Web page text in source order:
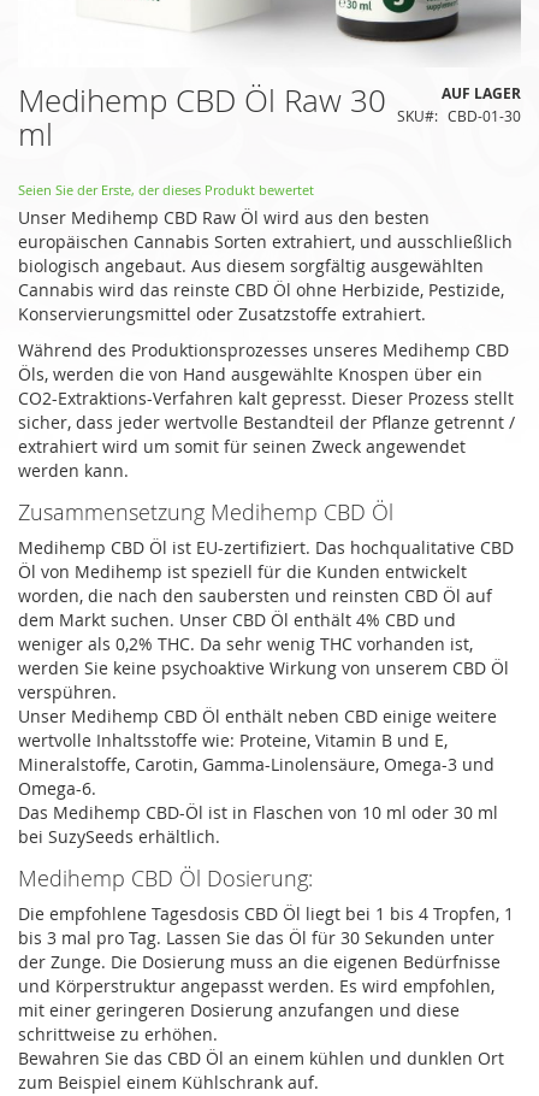
Medihemp CBD Öl Raw 30
ml
AUF LAGER
SKU CBD-01-30
Seien Sie der Erste, der dieses Produkt bewertet
Unser Medihemp CBD Raw Öl wird aus den besten
europäischen Cannabis Sorten extrahiert, und ausschließlich
biologisch angebaut. Aus diesem sorgfältig ausgewählten
Cannabis wird das reinste CBD Öl ohne Herbizide, Pestizide,
Konservierungsmittel oder Zusatzstoffe extrahiert.
Während des Produktionsprozesses unseres Medihemp CBD
Öls, werden die von Hand ausgewählte Knospen über ein
CO2-Extraktions-Verfahren kalt gepresst. Dieser Prozess stellt
sicher, dass jeder wertvolle Bestandteil der Pflanze getrennt /
extrahiert wird um somit für seinen Zweck angewendet
werden kann.
Zusammensetzung Medihemp CBD Öl
Medihemp CBD Öl ist EU-zertifiziert. Das hochqualitative CBD
Öl von Medihemp ist speziell für die Kunden entwickelt
worden, die nach den saubersten und reinsten CBD Öl auf
dem Markt suchen. Unser CBD Öl enthält 4% CBD und
weniger als 0,2% THC. Da sehr wenig THC vorhanden ist,
werden Sie keine psychoaktive Wirkung von unserem CBD Öl
verspühren.
Unser Medihemp CBD Öl enthält neben CBD einige weitere
wertvolle Inhaltsstoffe wie: Proteine, Vitamin B und E,
Mineralstoffe, Carotin, Gamma-Linolensäure, Omega-3 und
Omega-6.
Das Medihemp CBD-Öl ist in Flaschen von 10 ml oder 30 ml
bei SuzySeeds erhältlich.
Medihemp CBD Öl Dosierung:
Die empfohlene Tagesdosis CBD Öl liegt bei 1 bis 4 Tropfen, 1
bis 3 mal pro Tag. Lassen Sie das Öl für 30 Sekunden unter
der Zunge. Die Dosierung muss an die eigenen Bedürfnisse
und Körperstruktur angepasst werden. Es wird empfohlen,
mit einer geringeren Dosierung anzufangen und diese
schrittweise zu erhöhen.
Bewahren Sie das CBD Öl an einem kühlen und dunklen Ort
zum Beispiel einem Kühlschrank auf.
Anfang
der
Bildgalerie